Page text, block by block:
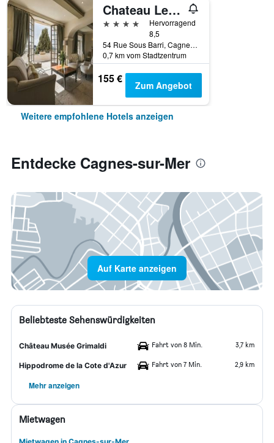
Chateau Le Cagnard
4 Sterne
Hervorragend
8,5
54 Rue Sous Barri, Cagnes-sur-Mer, Alpes-Maritimes, Frankreich
0,7 km vom Stadtzentrum
155 € Zum Angebot
Weitere empfohlene Hotels anzeigen
Entdecke Cagnes-sur-Mer
Auf Karte anzeigen
Beliebteste Sehenswürdigkeiten
Château Musée Grimaldi Fahrt von 8 Min. 3,7 km
Hippodrome de la Cote d'Azur Fahrt von 7 Min. 2,9 km
Mehr anzeigen
Mietwagen